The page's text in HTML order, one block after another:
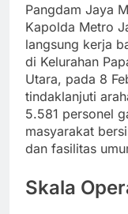
Pangdam Jaya
Kapolda Metro
langsung kerja
di Kelurahan
Utara, pada 8
tindaklanjuti
5.581 personel
masyarakat
dan fasilitas
Skala